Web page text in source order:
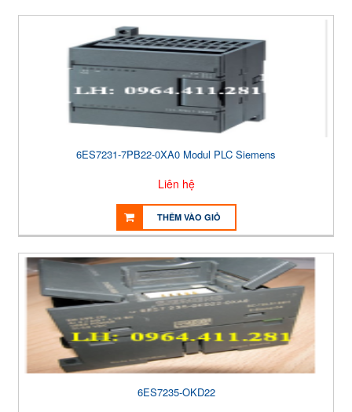
6ES7231-7PB22-0XA0 Modul PLC Siemens
Liên hệ
THÊM VÀO GIỎ
6ES7235-OKD22